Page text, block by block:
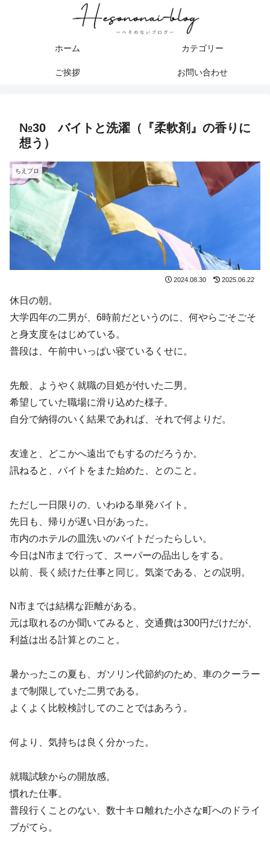
ホーム カテゴリー
ご挨拶 お問い合わせ
№30 バイトと洗濯（『柔軟剤』の香りに
想う）
ちえプロ
2024.08.30 2025.06.22
休日の朝。
大学四年の二男が、6時前だというのに、何やらごそごそ
と身支度をはじめている。
普段は、午前中いっぱい寝ているくせに。
先般、ようやく就職の目処が付いた二男。
希望していた職場に滑り込めた様子。
自分で納得のいく結果であれば、それで何よりだ。
友達と、どこかへ遠出でもするのだろうか。
訊ねると、バイトをまた始めた、とのこと。
ただし一日限りの、いわゆる単発バイト。
先日も、帰りが遅い日があった。
市内のホテルの皿洗いのバイトだったらしい。
今日はN市まで行って、スーパーの品出しをする。
以前、長く続けた仕事と同じ。気楽である、との説明。
N市までは結構な距離がある。
元は取れるのか聞いてみると、交通費は300円だけだが、
利益は出る計算とのこと。
暑かったこの夏も、ガソリン代節約のため、車のクーラー
まで制限していた二男である。
よくよく比較検討してのことではあろう。
何より、気持ちは良く分かった。
就職試験からの開放感。
慣れた仕事。
普段行くことのない、数十キロ離れた小さな町へのドライ
ブがてら。